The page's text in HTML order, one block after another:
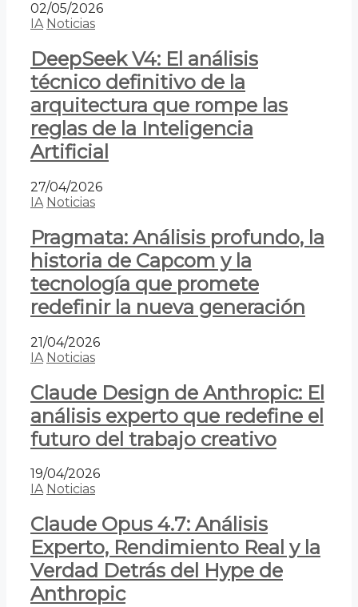
02/05/2026
IA Noticias
DeepSeek V4: El análisis
técnico definitivo de la
arquitectura que rompe las
reglas de la Inteligencia
Artificial
27/04/2026
IA Noticias
Pragmata: Análisis profundo, la
historia de Capcom y la
tecnología que promete
redefinir la nueva generación
21/04/2026
IA Noticias
Claude Design de Anthropic: El
análisis experto que redefine el
futuro del trabajo creativo
19/04/2026
IA Noticias
Claude Opus 4.7: Análisis
Experto, Rendimiento Real y la
Verdad Detrás del Hype de
Anthropic